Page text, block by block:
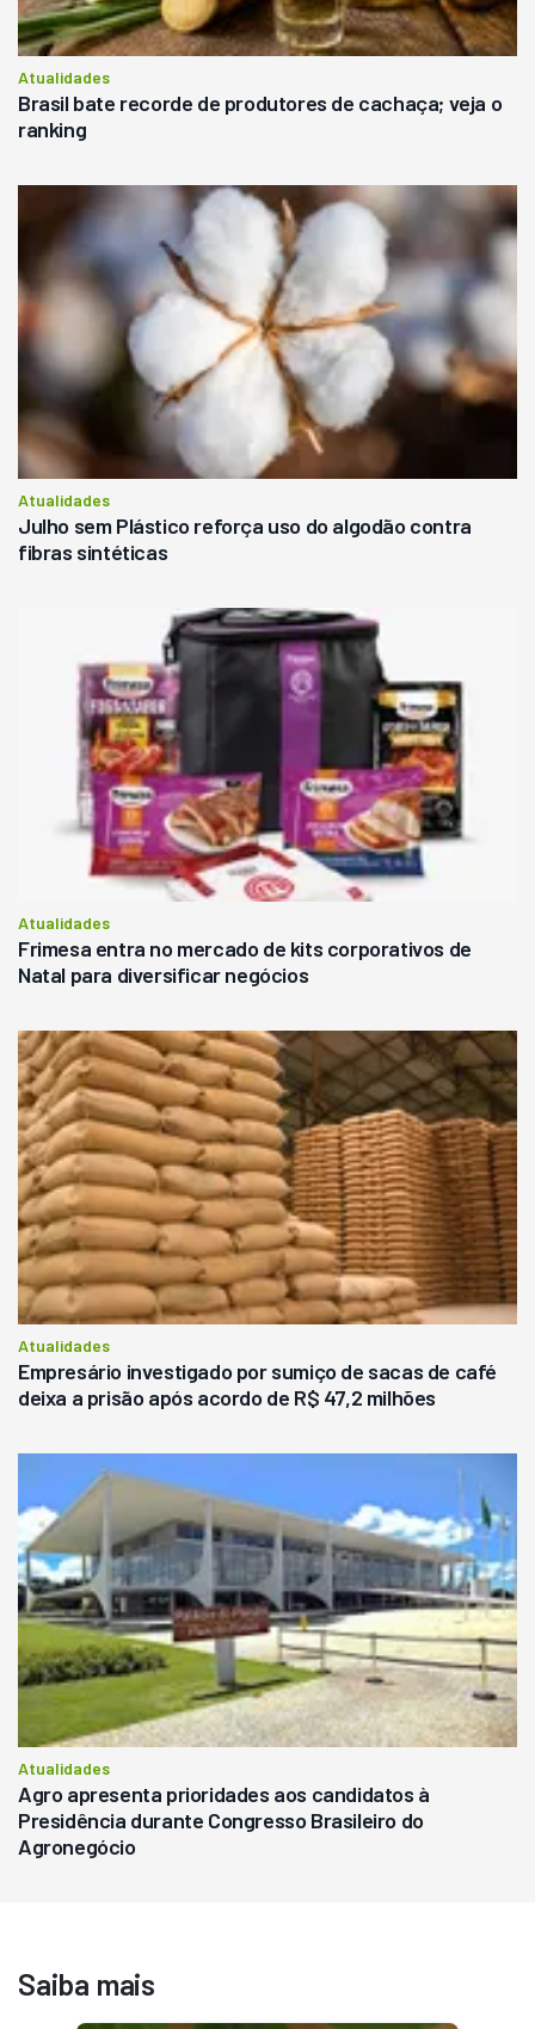
Atualidades
Brasil bate recorde de produtores de cachaça; veja o
ranking
Atualidades
Julho sem Plástico reforça uso do algodão contra
fibras sintéticas
Atualidades
Frimesa entra no mercado de kits corporativos de
Natal para diversificar negócios
Atualidades
Empresário investigado por sumiço de sacas de café
deixa a prisão após acordo de R$ 47,2 milhões
Atualidades
Agro apresenta prioridades aos candidatos à
Presidência durante Congresso Brasileiro do
Agronegócio
Saiba mais